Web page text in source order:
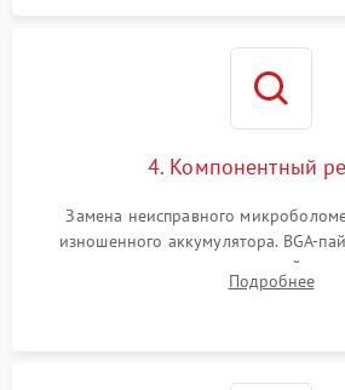
4. Компонентный
Замена неисправного
изношенного аккумулятора. BGA-
контроллеров на материнской
разъемов и кнопок, замена
Подробнее